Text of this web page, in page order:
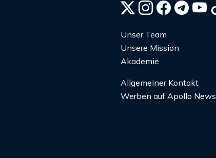
Unser Team
Unsere Mission
Akademie
Allgemeiner Kontakt
Werben auf Apollo News